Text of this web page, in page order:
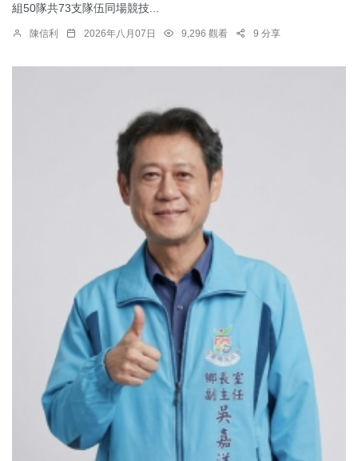
組50隊共73支隊伍同場競技...
陳信利 2026年八月07日 9,296 觀看 9 分享